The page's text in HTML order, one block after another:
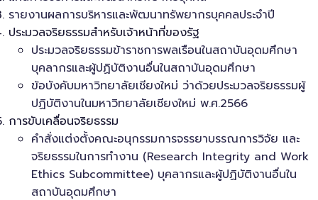
รายงานผลการบริหารและพัฒนาทรัพยากรบุคคลประจำปี
ประมวลจริยธรรมสำหรับเจ้าหน้าที่ของรัฐ
ประมวลจริยธรรมข้าราชการพลเรือนในสถาบันอุดมศึกษา
บุคลากรและผู้ปฏิบัติงานอื่นในสถาบันอุดมศึกษา
ข้อบังคับมหาวิทยาลัยเชียงใหม่ ว่าด้วยประมวลจริยธรรมผู้
ปฏิบัติงานในมหาวิทยาลัยเชียงใหม่ พ.ศ.2566
การขับเคลื่อนจริยธรรม
คำสั่งแต่งตั้งคณะอนุกรรมการจรรยาบรรณการวิจัย และ
จริยธรรมในการทำงาน (Research Integrity and Work
Ethics Subcommittee) บุคลากรและผู้ปฏิบัติงานอื่นใน
สถาบันอุดมศึกษา